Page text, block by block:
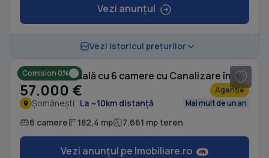
Vezi anunțul
Vezi istoricul prețurilor
Comision 0% Casă individuală cu 6 camere cu Canalizare în Șomănești
57.000 € Agenție
Șomănești La ~10km distanță Mai mult de un an
6 camere 182,4 mp 7.661 mp teren
Vezi anunțul pe Imobiliare.ro